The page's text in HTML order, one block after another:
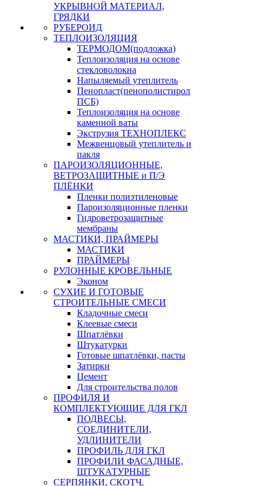
УКРЫВНОЙ МАТЕРИАЛ,
ГРЯДКИ
РУБЕРОИД
ТЕПЛОИЗОЛЯЦИЯ
ТЕРМОДОМ(подложка)
Теплоизоляция на основе
стекловолокна
Напыляемый утеплитель
Пенопласт(пенополистирол
ПСБ)
Теплоизоляция на основе
каменной ваты
Экструзия ТЕХНОПЛЕКС
Межвенцовый утеплитель и
пакля
ПАРОИЗОЛЯЦИОННЫЕ,
ВЕТРОЗАЩИТНЫЕ и П/Э
ПЛЁНКИ
Пленки полиэтиленовые
Пароизоляционные пленки
Гидроветрозащитные
мембраны
МАСТИКИ, ПРАЙМЕРЫ
МАСТИКИ
ПРАЙМЕРЫ
РУЛОННЫЕ КРОВЕЛЬНЫЕ
Эконом
СУХИЕ И ГОТОВЫЕ
СТРОИТЕЛЬНЫЕ СМЕСИ
Кладочные смеси
Клеевые смеси
Шпатлёвки
Штукатурки
Готовые шпатлёвки, пасты
Затирки
Цемент
Для строительства полов
ПРОФИЛЯ И
КОМПЛЕКТУЮЩИЕ ДЛЯ ГКЛ
ПОДВЕСЫ,
СОЕДИНИТЕЛИ,
УДЛИНИТЕЛИ
ПРОФИЛЬ ДЛЯ ГКЛ
ПРОФИЛИ ФАСАДНЫЕ,
ШТУКАТУРНЫЕ
СЕРПЯНКИ, СКОТЧ,